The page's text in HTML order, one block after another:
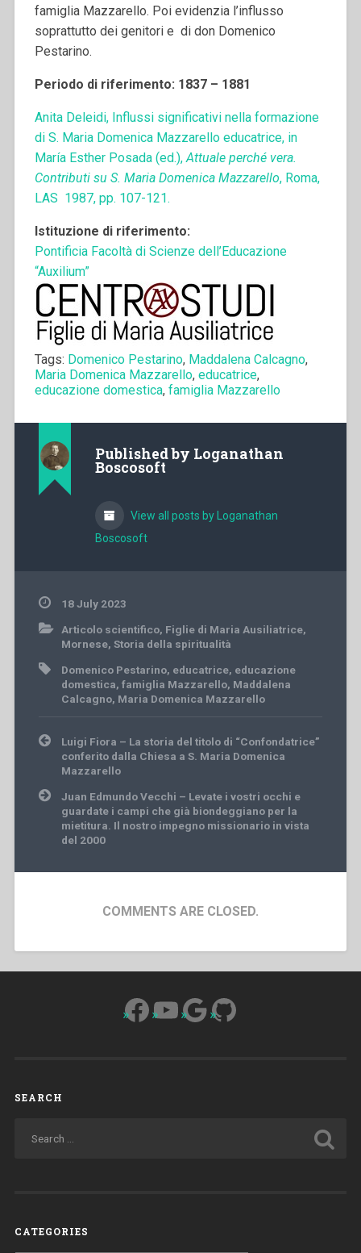
famiglia Mazzarello. Poi evidenzia l’influsso
soprattutto dei genitori e di don Domenico
Pestarino.
Periodo di riferimento: 1837 – 1881
Anita Deleidi, Influssi significativi nella formazione
di S. Maria Domenica Mazzarello educatrice, in
María Esther Posada (ed.),Attuale perché vera.
Contributi su S. Maria Domenica Mazzarello, Roma,
LAS 1987, pp. 107-121.
Istituzione di riferimento:
Pontificia Facoltà di Scienze dell’Educazione
“Auxilium”
Tags: Domenico Pestarino, Maddalena Calcagno,
Maria Domenica Mazzarello, educatrice,
educazione domestica, famiglia Mazzarello
Published by Loganathan
Boscosoft
View all posts by Loganathan
Boscosoft
18 July 2023
Articolo scientifico, Figlie di Maria Ausiliatrice,
Mornese, Storia della spiritualità
Domenico Pestarino, educatrice, educazione
domestica, famiglia Mazzarello, Maddalena
Calcagno, Maria Domenica Mazzarello
Post
navigation
Luigi Fiora – La storia del titolo di “Confondatrice”
conferito dalla Chiesa a S. Maria Domenica
Mazzarello
Juan Edmundo Vecchi – Levate i vostri occhi e
guardate i campi che già biondeggiano per la
mietitura. Il nostro impegno missionario in vista
del 2000
COMMENTS ARE CLOSED.
Facebook
YouTube
Google
GitHub
SEARCH
CATEGORIES